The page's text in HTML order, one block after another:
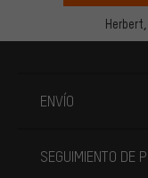
Herbert,
ENVÍO
SEGUIMIENTO DE